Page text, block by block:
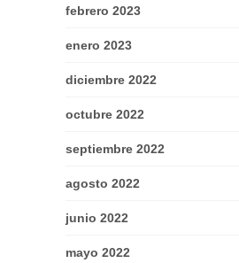
febrero 2023
enero 2023
diciembre 2022
octubre 2022
septiembre 2022
agosto 2022
junio 2022
mayo 2022